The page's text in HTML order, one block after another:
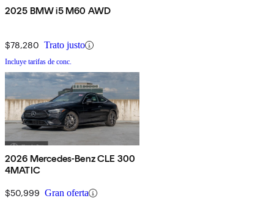
2025 BMW i5 M60 AWD
$78,280 Trato justo
Incluye tarifas de conc.
2026 Mercedes-Benz CLE 300
4MATIC
$50,999 Gran oferta